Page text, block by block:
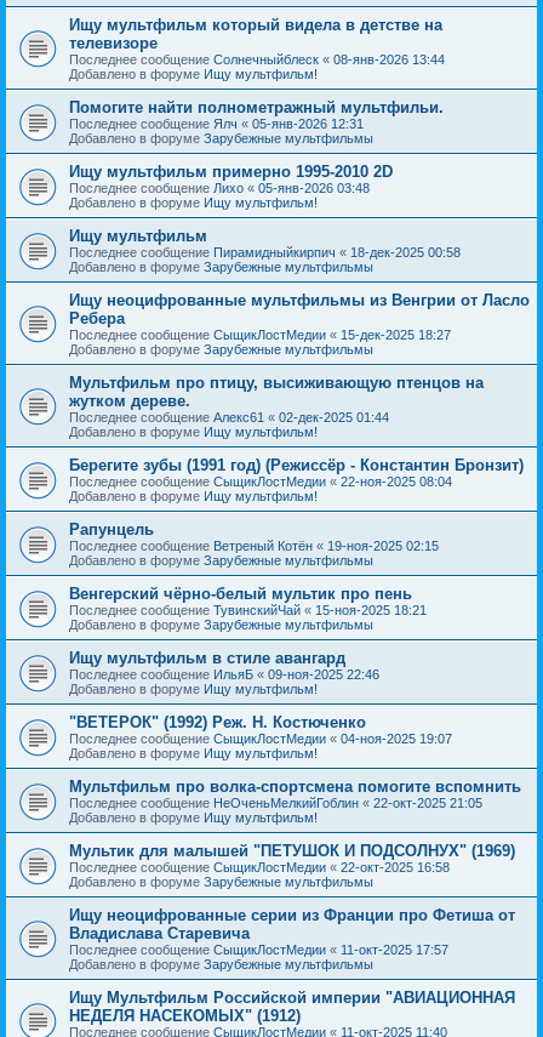
Ищу мультфильм который видела в детстве на
телевизоре
Последнее сообщение Солнечныйблеск « 08-янв-2026 13:44
Добавлено в форуме Ищу мультфильм!
Помогите найти полнометражный мультфильи.
Последнее сообщение Ялч « 05-янв-2026 12:31
Добавлено в форуме Зарубежные мультфильмы
Ищу мультфильм примерно 1995-2010 2D
Последнее сообщение Лихо « 05-янв-2026 03:48
Добавлено в форуме Ищу мультфильм!
Ищу мультфильм
Последнее сообщение Пирамидныйкирпич « 18-дек-2025 00:58
Добавлено в форуме Зарубежные мультфильмы
Ищу неоцифрованные мультфильмы из Венгрии от Ласло
Ребера
Последнее сообщение СыщикЛостМедии « 15-дек-2025 18:27
Добавлено в форуме Зарубежные мультфильмы
Мультфильм про птицу, высиживающую птенцов на
жутком дереве.
Последнее сообщение Алекс61 « 02-дек-2025 01:44
Добавлено в форуме Ищу мультфильм!
Берегите зубы (1991 год) (Режиссёр - Константин Бронзит)
Последнее сообщение СыщикЛостМедии « 22-ноя-2025 08:04
Добавлено в форуме Ищу мультфильм!
Рапунцель
Последнее сообщение Ветреный Котён « 19-ноя-2025 02:15
Добавлено в форуме Зарубежные мультфильмы
Венгерский чёрно-белый мультик про пень
Последнее сообщение ТувинскийЧай « 15-ноя-2025 18:21
Добавлено в форуме Зарубежные мультфильмы
Ищу мультфильм в стиле авангард
Последнее сообщение ИльяБ « 09-ноя-2025 22:46
Добавлено в форуме Ищу мультфильм!
"ВЕТЕРОК" (1992) Реж. Н. Костюченко
Последнее сообщение СыщикЛостМедии « 04-ноя-2025 19:07
Добавлено в форуме Ищу мультфильм!
Мультфильм про волка-спортсмена помогите вспомнить
Последнее сообщение НеОченьМелкийГоблин « 22-окт-2025 21:05
Добавлено в форуме Ищу мультфильм!
Мультик для малышей "ПЕТУШОК И ПОДСОЛНУХ" (1969)
Последнее сообщение СыщикЛостМедии « 22-окт-2025 16:58
Добавлено в форуме Зарубежные мультфильмы
Ищу неоцифрованные серии из Франции про Фетиша от
Владислава Старевича
Последнее сообщение СыщикЛостМедии « 11-окт-2025 17:57
Добавлено в форуме Зарубежные мультфильмы
Ищу Мультфильм Российской империи "АВИАЦИОННАЯ
НЕДЕЛЯ НАСЕКОМЫХ" (1912)
Последнее сообщение СыщикЛостМедии « 11-окт-2025 11:40